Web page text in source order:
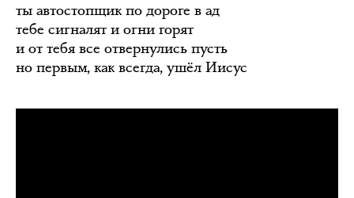
ты автостопщик по дороге в ад
тебе сигналят и огни горят
и от тебя все отвернулись пусть
но первым, как всегда, ушёл Иисус